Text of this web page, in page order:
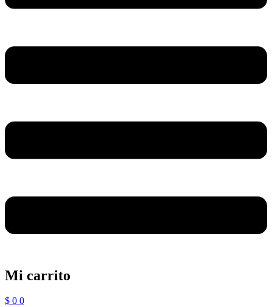
Mi carrito
$ 0 0